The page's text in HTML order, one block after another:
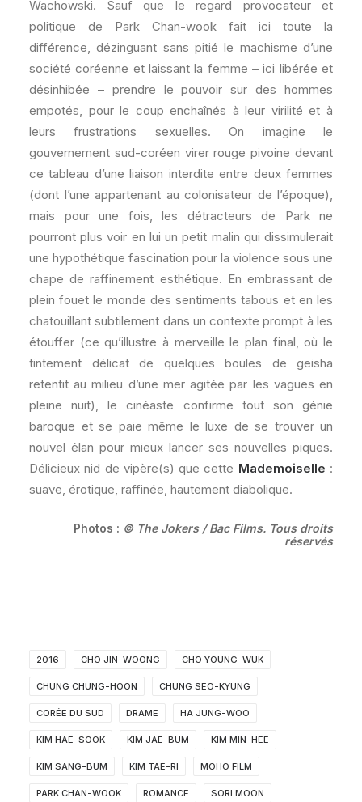
Wachowski. Sauf que le regard provocateur et
politique de Park Chan-wook fait ici toute la
différence, dézinguant sans pitié le machisme d’une
société coréenne et laissant la femme – ici libérée et
désinhibée – prendre le pouvoir sur des hommes
empotés, pour le coup enchaînés à leur virilité et à
leurs frustrations sexuelles. On imagine le
gouvernement sud-coréen virer rouge pivoine devant
ce tableau d’une liaison interdite entre deux femmes
(dont l’une appartenant au colonisateur de l’époque),
mais pour une fois, les détracteurs de Park ne
pourront plus voir en lui un petit malin qui dissimulerait
une hypothétique fascination pour la violence sous une
chape de raffinement esthétique. En embrassant de
plein fouet le monde des sentiments tabous et en les
chatouillant subtilement dans un contexte prompt à les
étouffer (ce qu’illustre à merveille le plan final, où le
tintement délicat de quelques boules de geisha
retentit au milieu d’une mer agitée par les vagues en
pleine nuit), le cinéaste confirme tout son génie
baroque et se paie même le luxe de se trouver un
nouvel élan pour mieux lancer ses nouvelles piques.
Délicieux nid de vipère(s) que cette Mademoiselle :
suave, érotique, raffinée, hautement diabolique.
Photos : © The Jokers / Bac Films. Tous droits
réservés
2016 CHO JIN-WOONG CHO YOUNG-WUK
CHUNG CHUNG-HOON CHUNG SEO-KYUNG
CORÉE DU SUD DRAME HA JUNG-WOO
KIM HAE-SOOK KIM JAE-BUM KIM MIN-HEE
KIM SANG-BUM KIM TAE-RI MOHO FILM
PARK CHAN-WOOK ROMANCE SORI MOON